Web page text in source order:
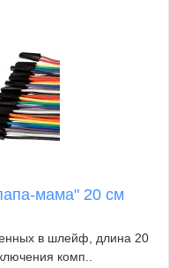
мама" 20 см
в шлейф, длина 20
комп..